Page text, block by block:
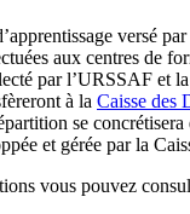
versé
aux centres de
par l’URSSAF et
à la Caisse des
se
et gérée par la
vous pouvez